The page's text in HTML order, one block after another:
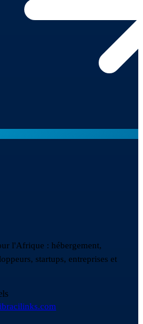
l'Afrique : hébergement,
startups, entreprises et